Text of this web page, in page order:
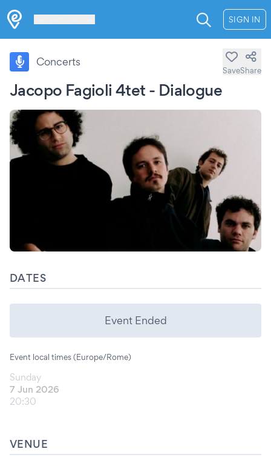
SIGN IN
Jacopo Fagioli 4tet - Dialogue
Concerts
SaveShare
DATES
Event Ended
Event local times (Europe/Rome)
Sunday
7 Jun 2026
20:30
VENUE